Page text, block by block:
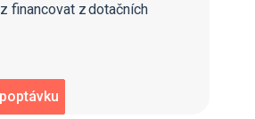
financovat z dotačních